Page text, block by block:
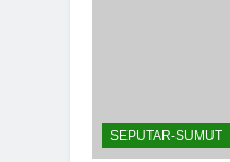
SEPUTAR-SUMUT